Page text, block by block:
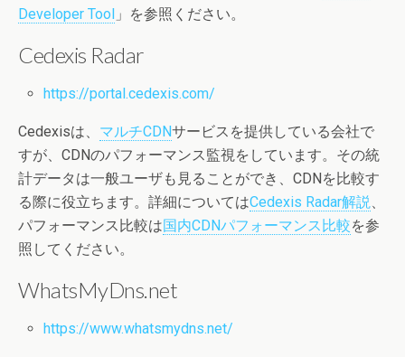
Developer Tool 」を参照ください。
Cedexis Radar
https://portal.cedexis.com/
Cedexisは、 マルチCDNサービスを提供している会社で
すが、CDNのパフォーマンス監視をしています。その統
計データは一般ユーザも見ることができ、CDNを比較す
る際に役立ちます。詳細についてはCedexis Radar解説、
パフォーマンス比較は国内CDNパフォーマンス比較を参
照してください。
WhatsMyDns.net
https://www.whatsmydns.net/